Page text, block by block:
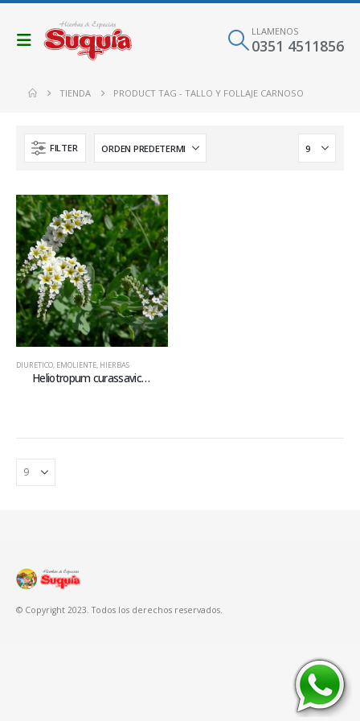
LLAMENOS
0351 4511856
TIENDA PRODUCT TAG -TALLO Y FOLLAJE CARNOSO
FILTER
DIURETICO, EMOLIENTE, HIERBAS
Heliotropum curassavicum
© Copyright 2023. Todos los derechos reservados.